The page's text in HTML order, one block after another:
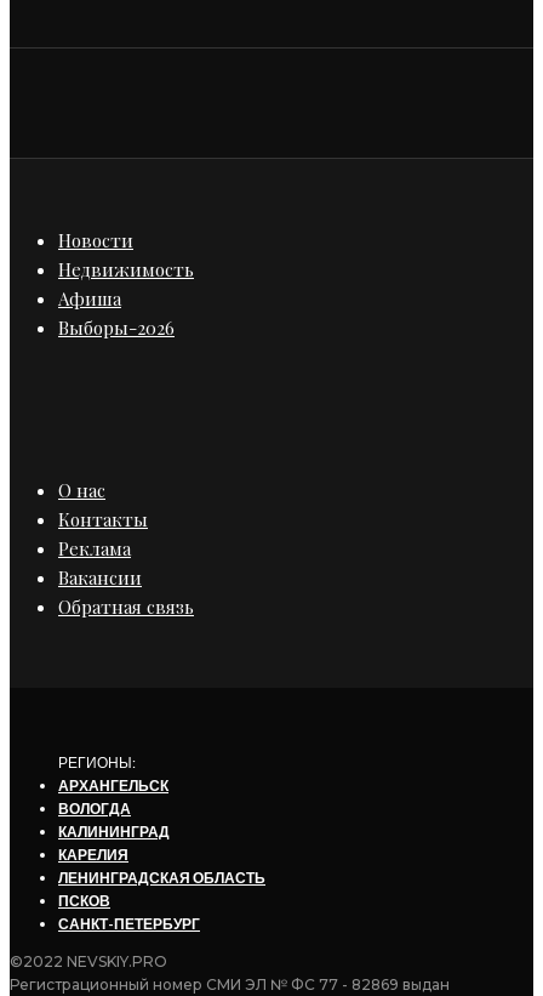
Новости
Недвижимость
Афиша
Выборы-2026
О нас
Контакты
Реклама
Вакансии
Обратная связь
РЕГИОНЫ:
АРХАНГЕЛЬСК
ВОЛОГДА
КАЛИНИНГРАД
КАРЕЛИЯ
ЛЕНИНГРАДСКАЯ ОБЛАСТЬ
ПСКОВ
САНКТ-ПЕТЕРБУРГ
©2022 NEVSKIY.PRO
Регистрационный номер СМИ ЭЛ № ФС 77 - 82869 выдан